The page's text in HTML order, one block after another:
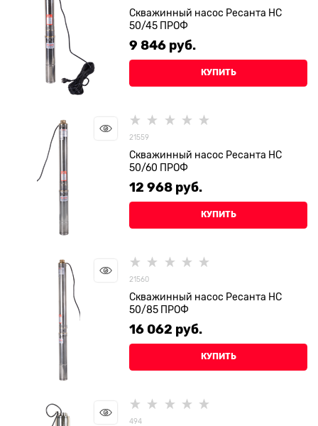
Скважинный насос Ресанта НС
50/45 ПРОФ
9 846 руб.
КУПИТЬ
21559
Скважинный насос Ресанта НС
50/60 ПРОФ
12 968 руб.
КУПИТЬ
21560
Скважинный насос Ресанта НС
50/85 ПРОФ
16 062 руб.
КУПИТЬ
494